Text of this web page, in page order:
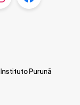
Instituto Purunã